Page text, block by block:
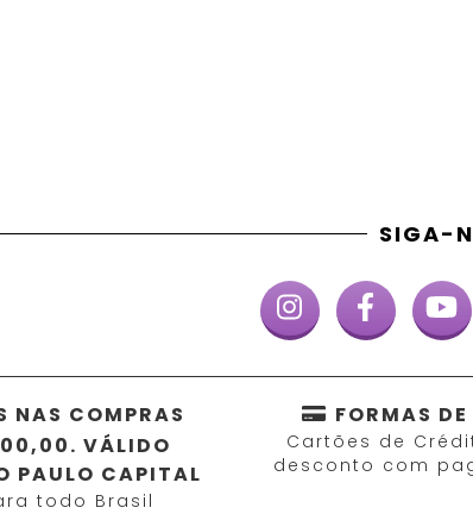
SIGA-
NAS COMPRAS
VÁLIDO
PAULO CAPITAL
todo Brasil
FORMAS
Cartões de
desconto com